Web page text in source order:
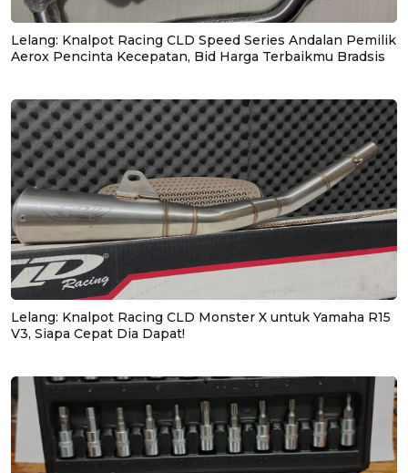
Lelang: Knalpot Racing CLD Speed Series Andalan Pemilik
Aerox Pencinta Kecepatan, Bid Harga Terbaikmu Bradsis
Lelang: Knalpot Racing CLD Monster X untuk Yamaha R15
V3, Siapa Cepat Dia Dapat!